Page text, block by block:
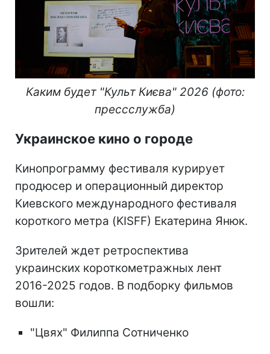
Каким будет "Культ Києва" 2026 (фото:
прессслужба)
Украинское кино о городе
Кинопрограмму фестиваля курирует
продюсер и операционный директор
Киевского международного фестиваля
короткого метра (KISFF) Екатерина Янюк.
Зрителей ждет ретроспектива
украинских короткометражных лент
2016-2025 годов. В подборку фильмов
вошли:
"Цвях" Филиппа Сотниченко